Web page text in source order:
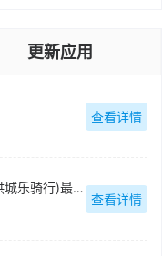
更新应用
查看详情
南昌公共自行车客户端(洪城乐骑行)最新版
查看详情